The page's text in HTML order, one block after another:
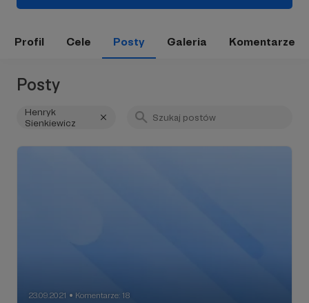
Profil Cele Posty Galeria Komentarze
Posty
Henryk
Sienkiewicz
23.09.2021 ● Komentarze: 18